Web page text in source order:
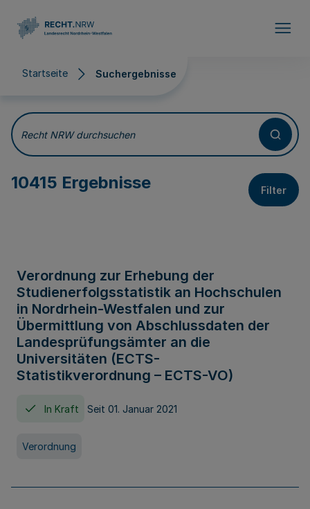
Startseite Suchergebnisse
Suchergebnisse
Recht NRW durchsuchen
10415 Ergebnisse Filter
Verordnung zur Erhebung der
Studienerfolgsstatistik an Hochschulen
in Nordrhein-Westfalen und zur
Übermittlung von Abschlussdaten der
Landesprüfungsämter an die
Universitäten (ECTS-
Statistikverordnung – ECTS-VO)
In Kraft Seit 01. Januar 2021
Verordnung